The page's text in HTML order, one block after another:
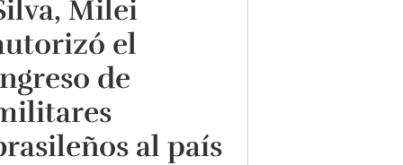
Milei
el
de
al país